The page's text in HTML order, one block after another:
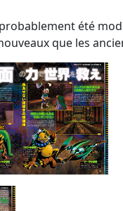
été
que les